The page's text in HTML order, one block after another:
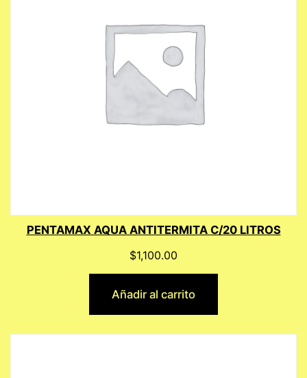
PENTAMAX AQUA ANTITERMITA C/20 LITROS
$1,100.00
Añadir al carrito